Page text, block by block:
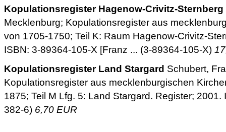
Kopulationsregister Hagenow-Crivitz-Sternberg
Mecklenburg; Kopulationsregister aus
von 1705-1750; Teil K: Raum Hagenow-Crivitz-
ISBN: 3-89364-105-X [Franz ... (3-89364-105-X)
Kopulationsregister Land Stargard Schubert,
Kopulationsregister aus mecklenburgischen
1875; Teil M Lfg. 5: Land Stargard. Register; 2001.
382-6) 6,70 EUR